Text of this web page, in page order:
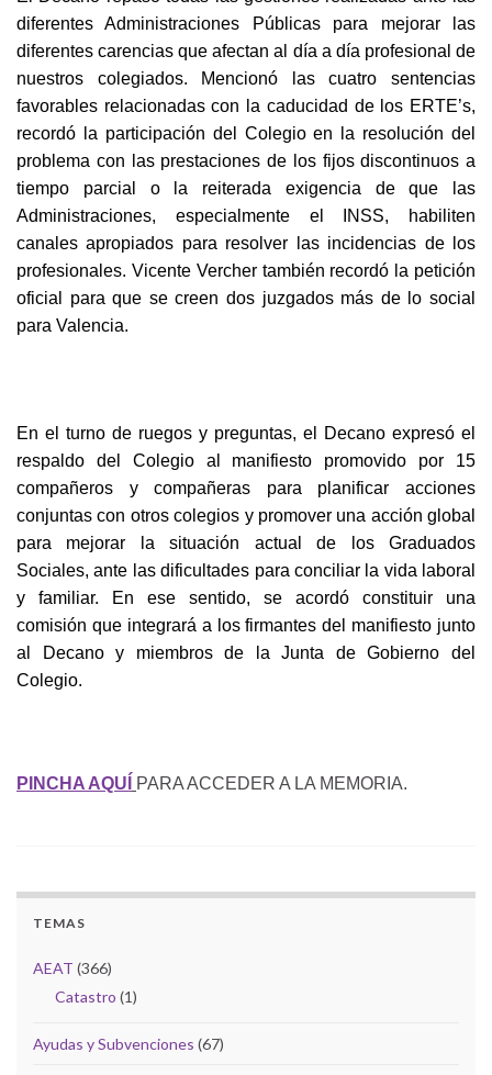
diferentes Administraciones Públicas para mejorar las
diferentes carencias que afectan al día a día profesional de
nuestros colegiados. Mencionó las cuatro sentencias
favorables relacionadas con la caducidad de los ERTE’s,
recordó la participación del Colegio en la resolución del
problema con las prestaciones de los fijos discontinuos a
tiempo parcial o la reiterada exigencia de que las
Administraciones, especialmente el INSS, habiliten
canales apropiados para resolver las incidencias de los
profesionales. Vicente Vercher también recordó la petición
oficial para que se creen dos juzgados más de lo social
para Valencia.
En el turno de ruegos y preguntas, el Decano expresó el
respaldo del Colegio al manifiesto promovido por 15
compañeros y compañeras para planificar acciones
conjuntas con otros colegios y promover una acción global
para mejorar la situación actual de los Graduados
Sociales, ante las dificultades para conciliar la vida laboral
y familiar. En ese sentido, se acordó constituir una
comisión que integrará a los firmantes del manifiesto junto
al Decano y miembros de la Junta de Gobierno del
Colegio.
PINCHA AQUÍ PARA ACCEDER A LA MEMORIA.
TEMAS
AEAT (366)
Catastro (1)
Ayudas y Subvenciones (67)